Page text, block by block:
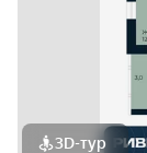
3D-тур